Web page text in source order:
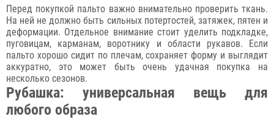
Перед покупкой пальто важно внимательно проверить ткань.
На ней не должно быть сильных потертостей, затяжек, пятен и
деформации. Отдельное внимание стоит уделить подкладке,
пуговицам, карманам, воротнику и области рукавов. Если
пальто хорошо сидит по плечам, сохраняет форму и выглядит
аккуратно, это может быть очень удачная покупка на
несколько сезонов.
Рубашка: универсальная вещь для
любого образа